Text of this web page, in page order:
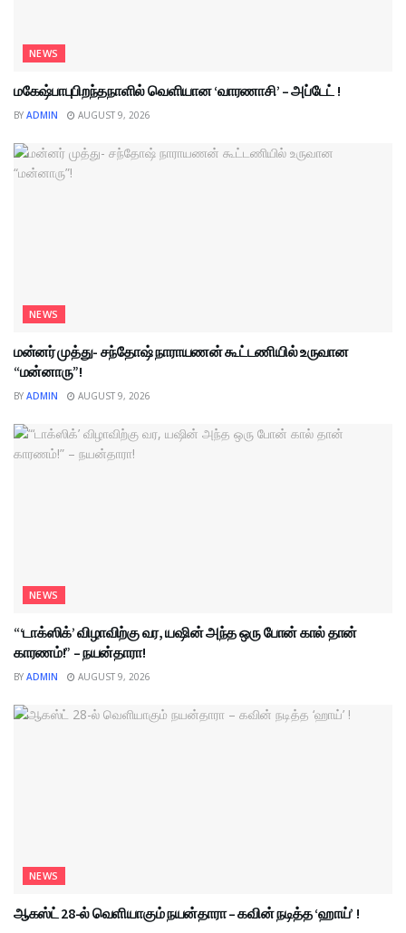
NEWS
மகேஷ்பாபுபிறந்தநாளில் வெளியான ‘வாரணாசி’ – அப்டேட் !
BY ADMIN AUGUST 9, 2026
NEWS
மன்னர் முத்து- சந்தோஷ் நாராயணன் கூட்டணியில் உருவான
“மன்னாரு”!
BY ADMIN AUGUST 9, 2026
NEWS
“‘டாக்ஸிக்’ விழாவிற்கு வர, யஷின் அந்த ஒரு போன் கால் தான்
காரணம்!” – நயன்தாரா!
BY ADMIN AUGUST 9, 2026
NEWS
ஆகஸ்ட் 28-ல் வெளியாகும் நயன்தாரா – கவின் நடித்த ‘ஹாய்’ !